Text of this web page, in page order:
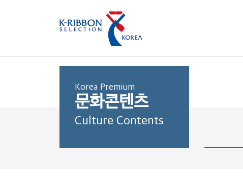
Korea Premium
문화콘텐츠
Culture Contents